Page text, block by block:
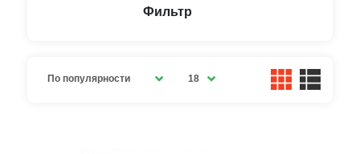
Фильтр
По популярности 18